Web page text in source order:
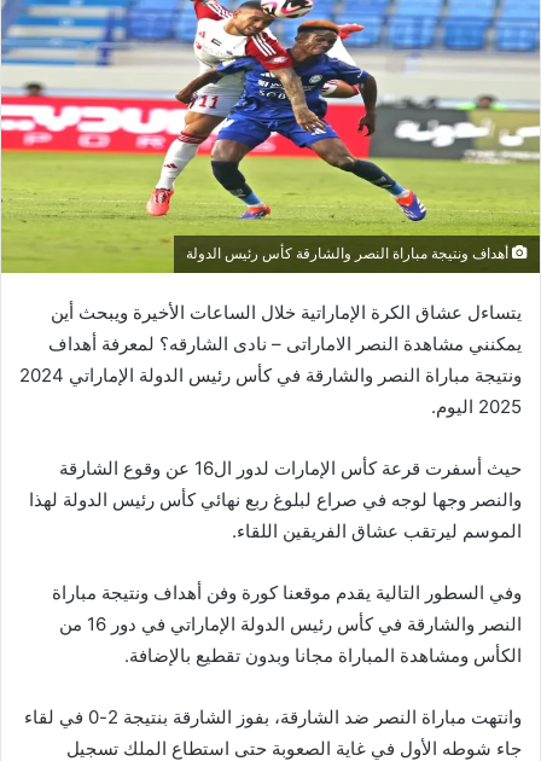
أهداف ونتيجة مباراة النصر والشارقة كأس رئيس الدولة
يتساءل عشاق الكرة الإماراتية خلال الساعات الأخيرة ويبحث أين
يمكنني مشاهدة ‎النصر الاماراتى – نادى الشارقه؟ لمعرفة أهداف
ونتيجة مباراة النصر والشارقة في كأس رئيس الدولة الإماراتي 2024
2025 اليوم.
حيث أسفرت قرعة كأس الإمارات لدور ال16 عن وقوع الشارقة
والنصر وجها لوجه في صراع لبلوغ ربع نهائي كأس رئيس الدولة لهذا
الموسم ليرتقب عشاق الفريقين اللقاء.
وفي السطور التالية يقدم موقعنا كورة وفن أهداف ونتيجة مباراة
النصر والشارقة في كأس رئيس الدولة الإماراتي في دور 16 من
الكأس ومشاهدة المباراة مجانا وبدون تقطيع بالإضافة.
وانتهت مباراة النصر ضد الشارقة، بفوز الشارقة بنتيجة 2-0 في لقاء
جاء شوطه الأول في غاية الصعوبة حتى استطاع الملك تسجيل